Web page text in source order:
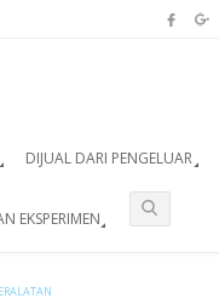
DIJUAL DARI PENGELUAR
EKSPERIMEN